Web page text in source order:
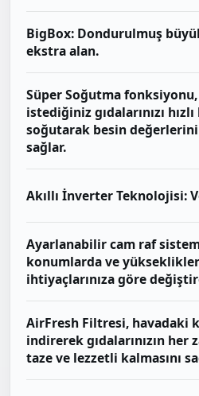
BigBox: Dondurulmuş
ekstra alan.
Süper Soğutma
istediğiniz gıdalarınızı
soğutarak besin
sağlar.
Akıllı İnverter Teknolojisi:
Ayarlanabilir cam raf
konumlarda ve
ihtiyaçlarınıza göre
AirFresh Filtresi, havadaki
indirerek gıdalarınızın her
taze ve lezzetli kalmasını